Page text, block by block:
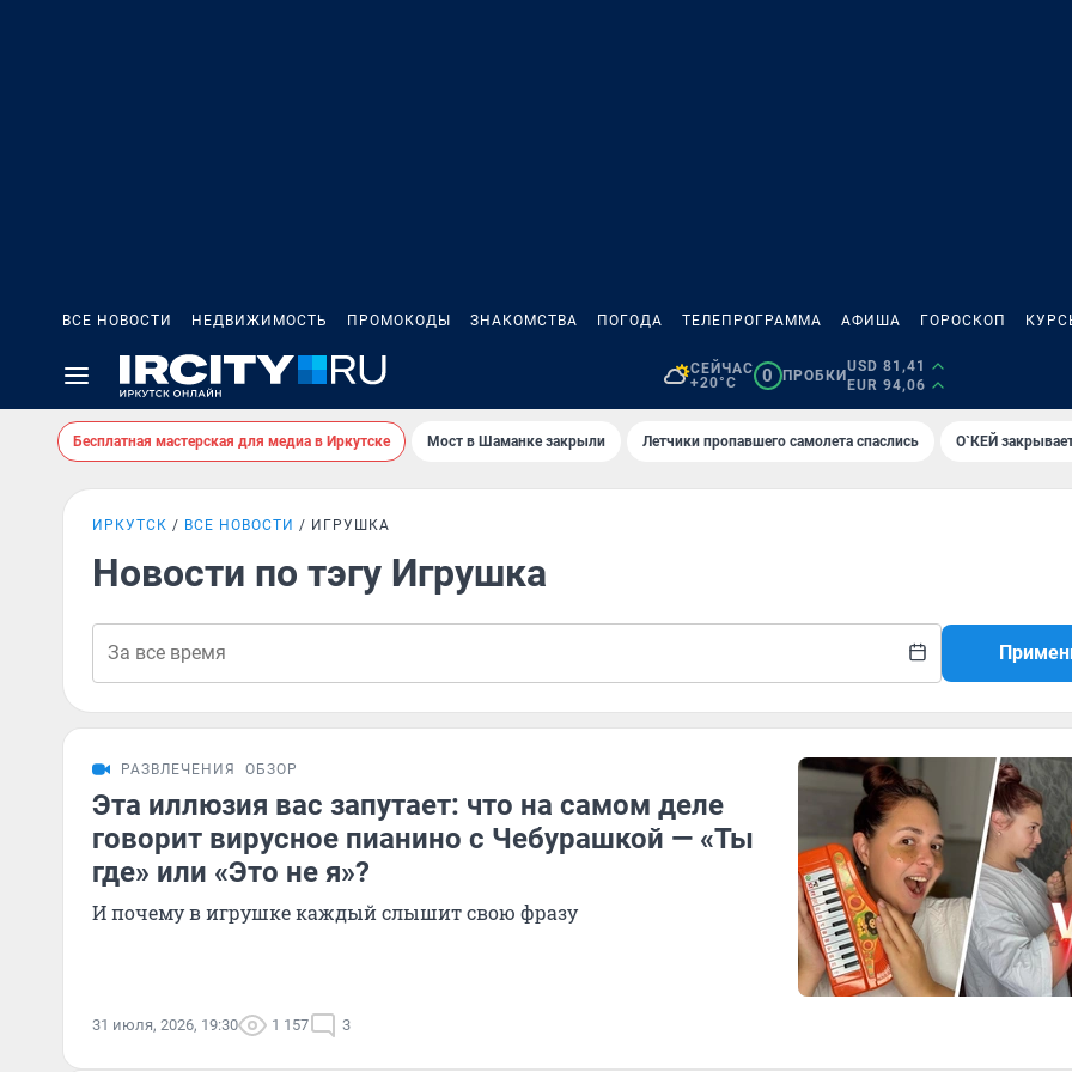
ВСЕ НОВОСТИ НЕДВИЖИМОСТЬ ПРОМОКОДЫ ЗНАКОМСТВА ПОГОДА ТЕЛЕПРОГРАММА АФИША ГОРОСКОП
СЕЙЧАС
+20°C
0 ПРОБКИ
USD 81,41
EUR 94,06
Бесплатная мастерская для медиа в Иркутске Мост в Шаманке закрыли Летчики пропавшего самолета спаслись О`КЕЙ
ИРКУТСК ВСЕ НОВОСТИ ИГРУШКА
Новости по тэгу Игрушка
РАЗВЛЕЧЕНИЯ ОБЗОР
Эта иллюзия вас запутает: что на самом деле
говорит вирусное пианино с Чебурашкой — «Ты
где» или «Это не я»?
И почему в игрушке каждый слышит свою фразу
31 июля, 2026, 19:30 1 157 3